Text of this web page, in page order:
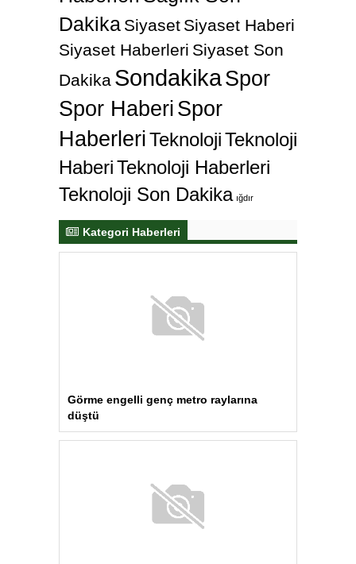
Spor Haberi
Spor
HaberleriTeknoloji Teknoloji
Haberi
Teknoloji Haberleri
Teknoloji Son Dakika
Kategori Haberleri
Görme engelli genç metro raylarına
düştü
“Çerçeve Yasa” teklifi Adalet
Komisyonu’nda… YENİ Partili Tanrıkulu:
diyorsanız, o insan kapıdan içeri
girdiğinde başına ne geleceğini
Otomobil Yangınında Sürücü Yaralandı